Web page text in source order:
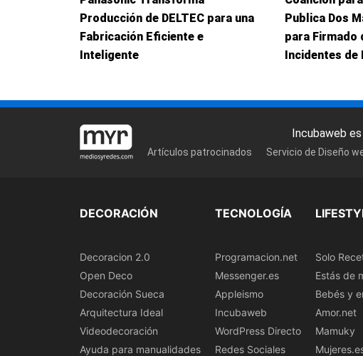
Producción de DELTEC para una
Fabricación Eficiente e
Inteligente
Publica Dos
para Firmado
Incidentes de
Incubaweb
Artículos patrocinados Servicio de Diseño
DECORACIÓN
Decoracion 2.0
Open Deco
Decoración Sueca
Arquitectura Ideal
Videodecoración
Ayuda para manualidades
TECNOLOGÍA
Programacion.net
Messenger.es
Appleismo
Incubaweb
WordPress Directo
Redes Sociales
Solo
Estás de
Bebés y
Amor.net
Mamuky